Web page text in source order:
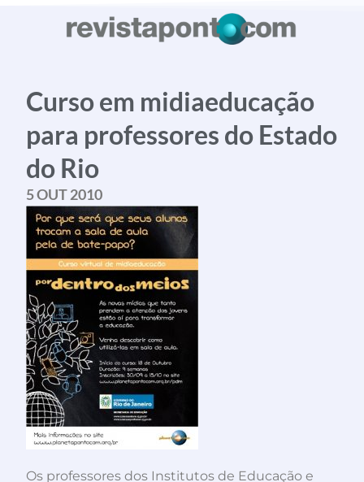
Curso em midiaeducação
para professores do Estado
do Rio
5 OUT 2010
Os professores dos Institutos de Educação e